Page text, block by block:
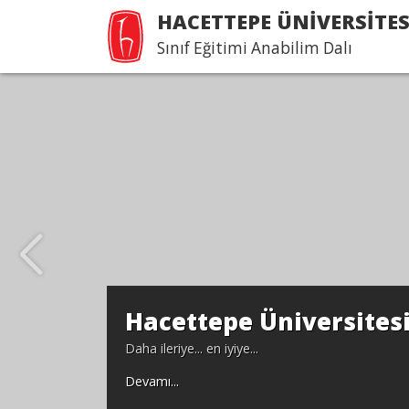
HACETTEPE
Sınıf Eğitimi Anabilim Dalı
Hacettepe
Daha ileriye... en iyiye...
Devamı...